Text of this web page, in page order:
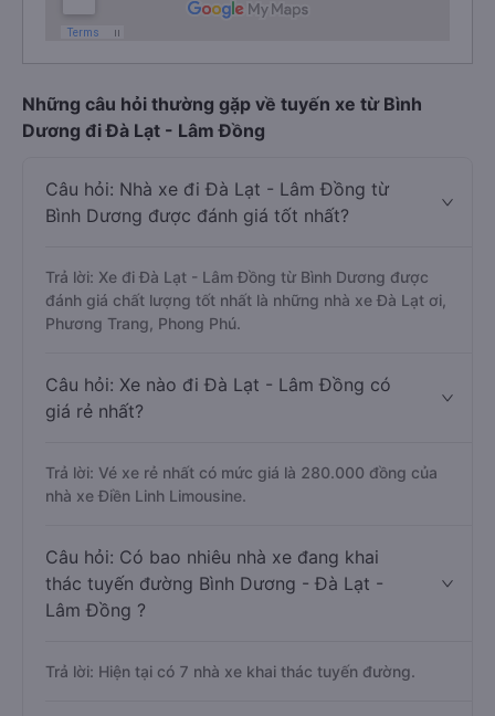
Những câu hỏi thường gặp về tuyến xe từ Bình
Dương đi Đà Lạt - Lâm Đồng
Câu hỏi: Nhà xe đi Đà Lạt - Lâm Đồng từ
Bình Dương được đánh giá tốt nhất?
Trả lời: Xe đi Đà Lạt - Lâm Đồng từ Bình Dương được
đánh giá chất lượng tốt nhất là những nhà xe Đà Lạt ơi,
Phương Trang, Phong Phú.
Câu hỏi: Xe nào đi Đà Lạt - Lâm Đồng có
giá rẻ nhất?
Trả lời: Vé xe rẻ nhất có mức giá là 280.000 đồng của
nhà xe Điền Linh Limousine.
Câu hỏi: Có bao nhiêu nhà xe đang khai
thác tuyến đường Bình Dương - Đà Lạt -
Lâm Đồng ?
Trả lời: Hiện tại có 7 nhà xe khai thác tuyến đường.